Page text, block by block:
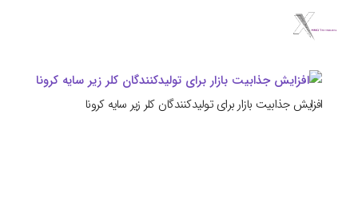
افزایش جذابیت بازار برای تولیدکنندگان کلر زیر سایه کرونا